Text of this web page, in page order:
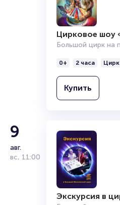
Цирковое шоу
Большой цирк на
0+ 2 часа Цирк
Купить
9
авг.
вс, 11:00
Экскурсия в